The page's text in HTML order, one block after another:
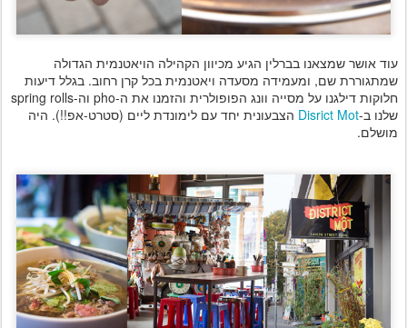
עוד אושר שמצאנו בברלין הגיע מכיוון הקהילה הויאטנמית הגדולה
שמתגוררת שם, ומעמידה מסעדה ויאטנמית בכל קרן רחוב. בגלל דיעות
חלוקות דילגנו על מסייה וונג הפופולרית והזמנו את ה-pho וה-spring rolls
שלנו ב-Disrict Mot הצבעונית יחד עם לימונדת ליים (סטרט-אפ!!). היה
מושלם.